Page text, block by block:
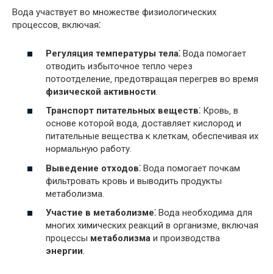
Вода участвует во множестве физиологических
процессов‚ включая⁚
Регуляция температуры тела⁚ Вода помогает
отводить избыточное тепло через
потоотделение‚ предотвращая перегрев во время
физической активности.
Транспорт питательных веществ⁚ Кровь‚ в
основе которой вода‚ доставляет кислород и
питательные вещества к клеткам‚ обеспечивая их
нормальную работу.
Выведение отходов⁚ Вода помогает почкам
фильтровать кровь и выводить продукты
метаболизма.
Участие в метаболизме⁚ Вода необходима для
многих химических реакций в организме‚ включая
процессы метаболизма и производства
энергии.